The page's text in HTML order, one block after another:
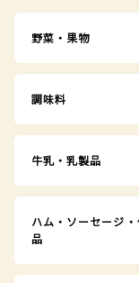
野菜・果物
調味料
牛乳・乳製品
ハム・ソーセージ
品